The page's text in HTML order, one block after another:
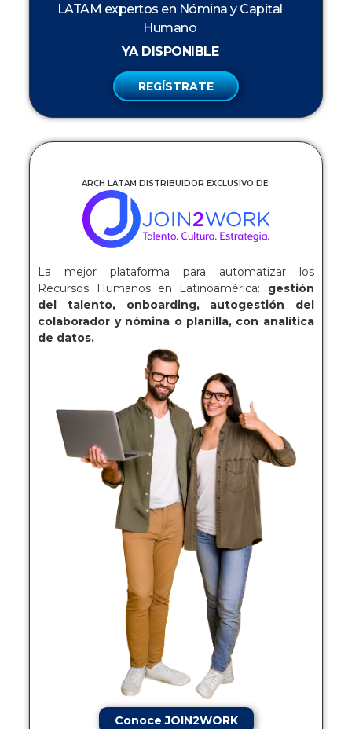
LATAM expertos en Nómina y Capital
Humano
YA DISPONIBLE
REGÍSTRATE
ARCH LATAM DISTRIBUIDOR EXCLUSIVO DE:
La mejor plataforma para automatizar los
Recursos Humanos en Latinoamérica: gestión
del talento, onboarding, autogestión del
colaborador y nómina o planilla, con analítica
de datos.
Conoce JOIN2WORK